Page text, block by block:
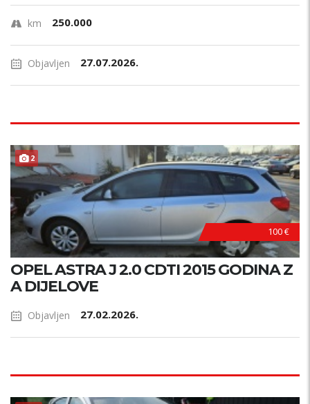
km 250.000
Objavljen 27.07.2026.
2
100 €
OPEL ASTRA J 2.0 CDTI 2015 GODINA Z
A DIJELOVE
Objavljen 27.02.2026.